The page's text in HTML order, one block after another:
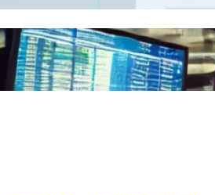
使用 FluentC 跳过特定内容的翻译